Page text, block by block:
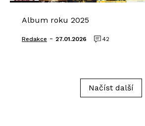
Album roku 2025
Redakce - 27.01.2026 42
Načíst další